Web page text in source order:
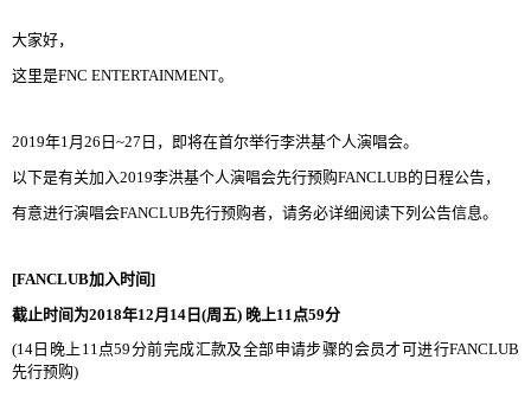
大家好，
这里是FNC ENTERTAINMENT。
2019年1月 26 日 ~27 日，即将在首尔举行李洪基个人演唱会。
以下是有关加入2019李洪基个人演唱会先行预购FANCLUB的日程公告，
有意进行演唱会FANCLUB先行预购者，请务必详细阅读下列公告信息。
[FANCLUB加入时间]
截止时间为2018年12 月14日(周五) 晚上11 点59分
(14 日晚上 11点59分前完成汇款及全部申请步骤的会员才可进行FANCLUB
先行预购)